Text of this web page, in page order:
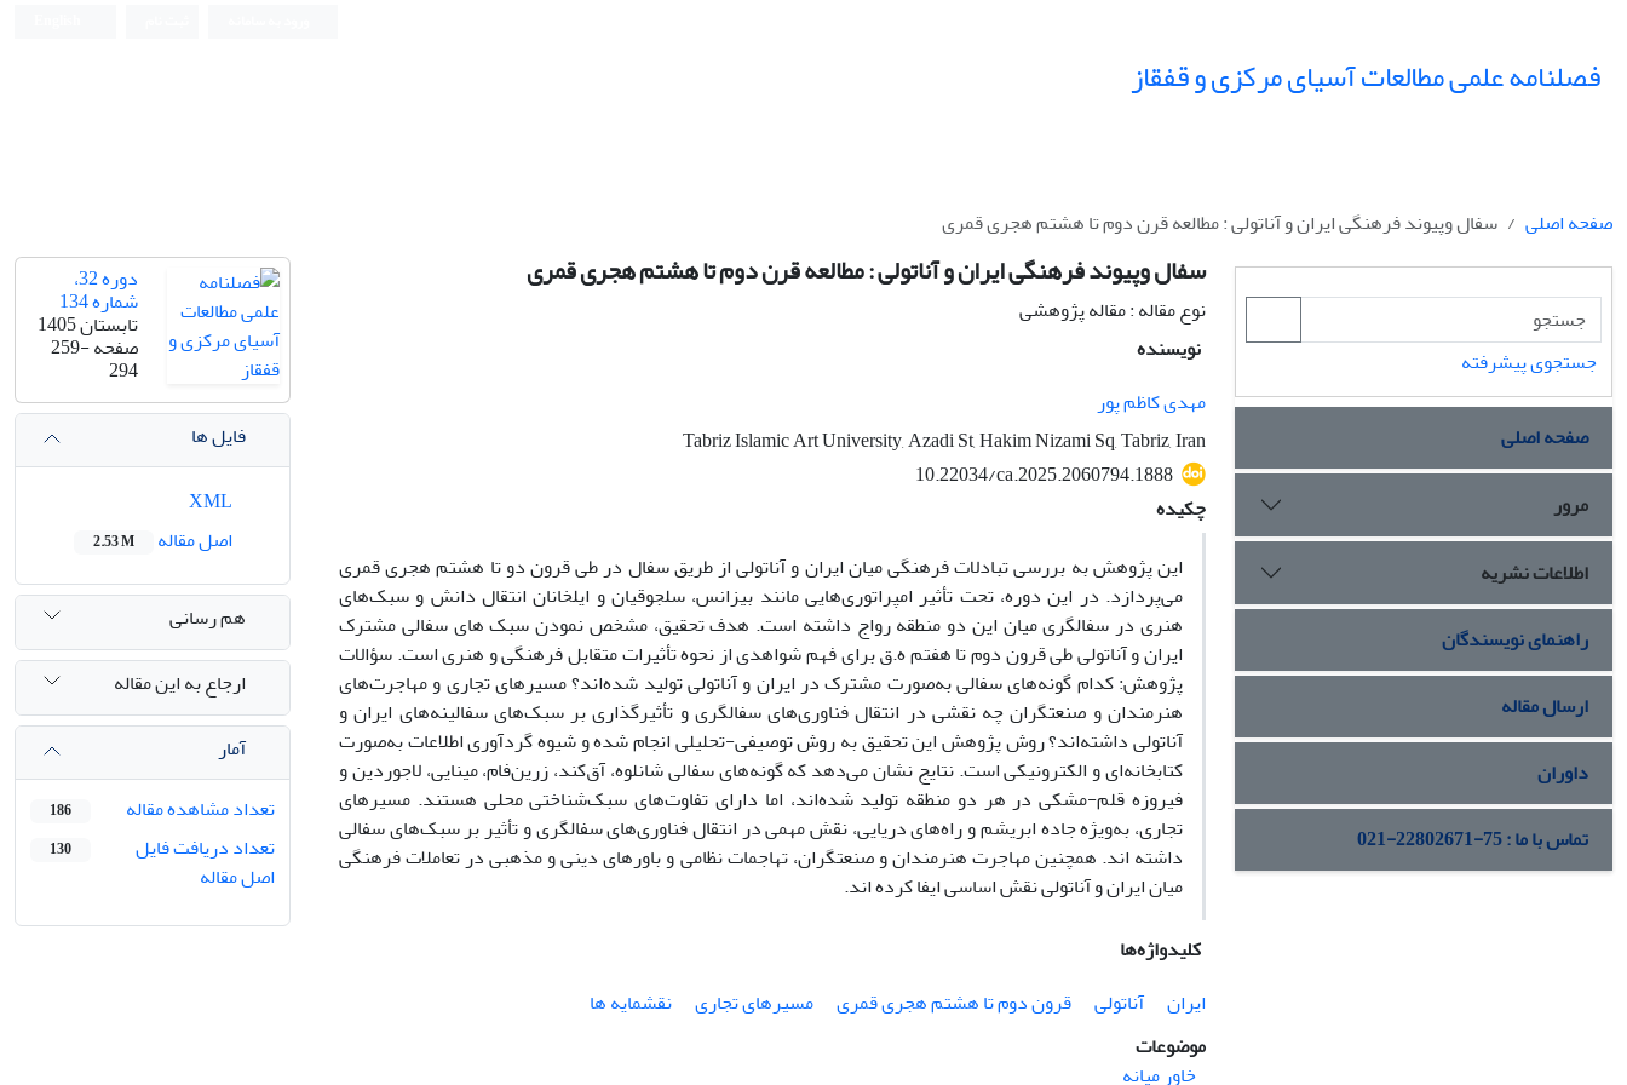
فصلنامه علمی مطالعات آسیای مرکزی و قفقاز
صفحه اصلی سفال وپیوند فرهنگی ایران و آناتولی : مطالعه قرن دوم تا هشتم هجری قمری
سفال وپیوند فرهنگی ایران و آناتولی : مطالعه قرن دوم تا هشتم هجری قمری
نوع مقاله : مقاله پژوهشی
نویسنده
مهدی کاظم پور
Tabriz Islamic Art University, Azadi St, Hakim Nizami Sq, Tabriz, Iran
10.22034/ca.2025.2060794.1888
چکیده
این پژوهش به بررسی تبادلات فرهنگی میان ایران و آناتولی از طریق سفال در طی قرون دو تا هشتم هجری قمری
می‌پردازد. در این دوره، تحت تأثیر امپراتوری‌هایی مانند بیزانس، سلجوقیان و ایلخانان انتقال دانش و سبک‌های
هنری در سفالگری میان این دو منطقه رواج داشته است. هدف تحقیق، مشخص نمودن سبک های سفالی مشترک
ایران و آناتولی طی قرون دوم تا هفتم ه.ق برای فهم شواهدی از نحوه تأثیرات متقابل فرهنگی و هنری است. سؤالات
پژوهش: کدام گونه‌های سفالی به‌صورت مشترک در ایران و آناتولی تولید شده‌اند؟ مسیرهای تجاری و مهاجرت‌های
هنرمندان و صنعتگران چه نقشی در انتقال فناوری‌های سفالگری و تأثیرگذاری بر سبک‌های سفالینه‌های ایران و
آناتولی داشته‌اند؟ روش پژوهش این تحقیق به روش توصیفی-تحلیلی انجام شده و شیوه گردآوری اطلاعات به‌صورت
کتابخانه‌ای و الکترونیکی است. نتایج نشان می‌دهد که گونه‌های سفالی شانلوه، آق‌کند، زرین‌فام، مینایی، لاجوردین و
فیروزه قلم-مشکی در هر دو منطقه تولید شده‌اند، اما دارای تفاوت‌های سبک‌شناختی محلی هستند. مسیرهای
تجاری، به‌ویژه جاده ابریشم و راه‌های دریایی، نقش مهمی در انتقال فناوری‌های سفالگری و تأثیر بر سبک‌های سفالی
داشته اند. همچنین مهاجرت هنرمندان و صنعتگران، تهاجمات نظامی و باورهای دینی و مذهبی در تعاملات فرهنگی
میان ایران و آناتولی نقش اساسی ایفا کرده اند.
کلیدواژه‌ها
ایران
آناتولی قرون دوم تا هشتم هجری قمری مسیرهای تجاری
نقشمایه ها
موضوعات
خاور میانه
دوره 32،
شماره 134
تابستان 1405
صفحه259-
294
فایل ها
اصل مقاله
2.53 M
هم رسانی
ارجاع به این مقاله
آمار
تعداد مشاهده مقاله
186
تعداد دریافت فایل
اصل مقاله
130
جستجوی پیشرفته
صفحه اصلی
مرور
اطلاعات نشریه
راهنمای نویسندگان
ارسال مقاله
داوران
تماس با ما : 75-22802671-021